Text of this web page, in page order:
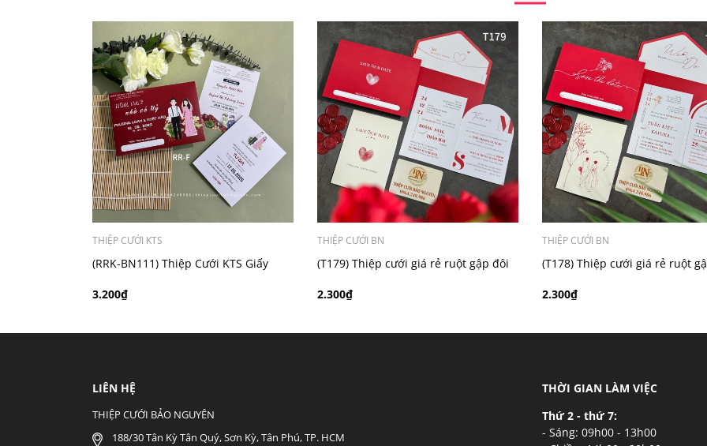
- Mẫu dưới 3000 giá chưa bao gồm bản đồ, quý khách có nhu cầu in bản đồ sẽ có mức phí 300 - 500
THIỆP CƯỚI KTS
(RRK-BN111) Thiệp Cưới KTS Giấy
3.200₫
THIỆP CƯỚI BN
(T179) Thiệp cưới giá rẻ ruột gập đôi
2.300₫
THIỆP CƯỚI BN
(T178) Thiệp cưới giá rẻ ruột
2.300₫
LIÊN HỆ
THIỆP CƯỚI BẢO NGUYÊN
188/30 Tân Kỳ Tân Quý, Sơn Kỳ, Tân Phú, TP. HCM
THỜI GIAN LÀM VIỆC
Thứ 2 - thứ 7:
- Sáng: 09h00 - 13h00